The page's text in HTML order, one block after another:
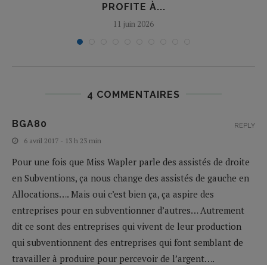
PROFITE À...
11 juin 2026
4 COMMENTAIRES
BGA80
6 avril 2017 - 13 h 23 min
Pour une fois que Miss Wapler parle des assistés de droite
en Subventions, ça nous change des assistés de gauche en
Allocations…. Mais oui c’est bien ça, ça aspire des
entreprises pour en subventionner d’autres… Autrement
dit ce sont des entreprises qui vivent de leur production
qui subventionnent des entreprises qui font semblant de
travailler à produire pour percevoir de l’argent….
REPLY